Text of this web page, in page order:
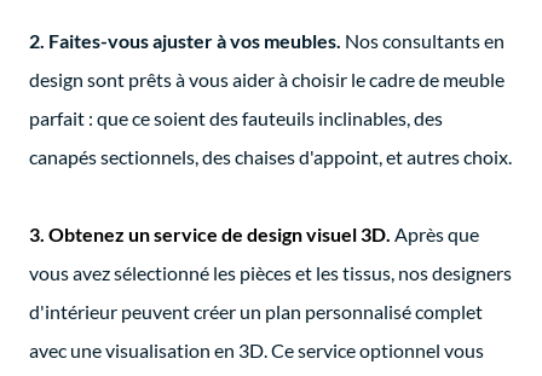
2. Faites-vous ajuster à vos meubles. Nos consultants en
design sont prêts à vous aider à choisir le cadre de meuble
parfait : que ce soient des fauteuils inclinables, des
canapés sectionnels, des chaises d'appoint, et autres choix.
3. Obtenez un service de design visuel 3D. Après que
vous avez sélectionné les pièces et les tissus, nos designers
d'intérieur peuvent créer un plan personnalisé complet
avec une visualisation en 3D. Ce service optionnel vous